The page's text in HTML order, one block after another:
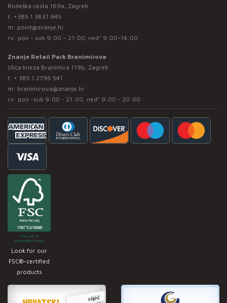
Rudeška cesta 169a, Zagreb
t: +385 1 3831 945
m: point@znanje.hr
rv: pon - sub 9:00 – 21:00; ned* 9:00-14:00
Znanje Retail Park Branimirova
Ulica kneza Branimira 119b, Zagreb
t: + 385 1 2796 541
m: branimirova@znanje.hr
rv: pon -sub 9:00 - 21:00, ned* 9:00 - 20:00
Look for our
FSC®-certified
products